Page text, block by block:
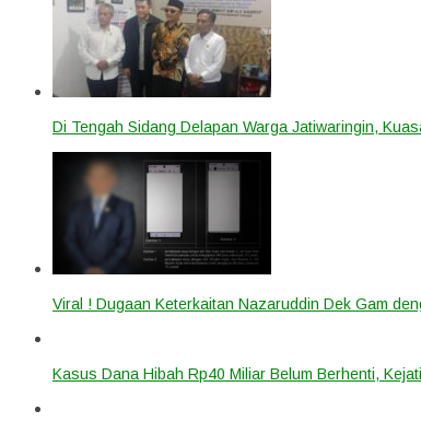
Di Tengah Sidang Delapan Warga Jatiwaringin,
Viral ! Dugaan Keterkaitan Nazaruddin Dek Gam
Kasus Dana Hibah Rp40 Miliar Belum Berhenti,